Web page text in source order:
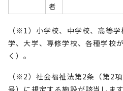
者
（※1）小学校、中学校、高等
学、大学、専修学校、各種学校
く）。
（※2）社会福祉法第2条（第2
号）に規定する施設が該当します